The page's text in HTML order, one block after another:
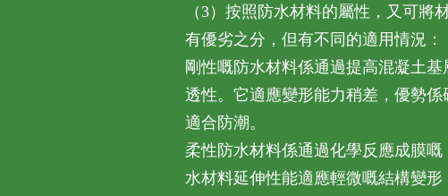
（3）按照防水材料的屬性，又可將
有優劣之分，但有不同的適用情況：
剛性嘅防水材料係通過提高混凝土
透性。它適應變形能力稍差，優勢
適合防潮。
柔性防水材料係通過化學反應成膜
水材料延伸性能適應輕微嘅結構變